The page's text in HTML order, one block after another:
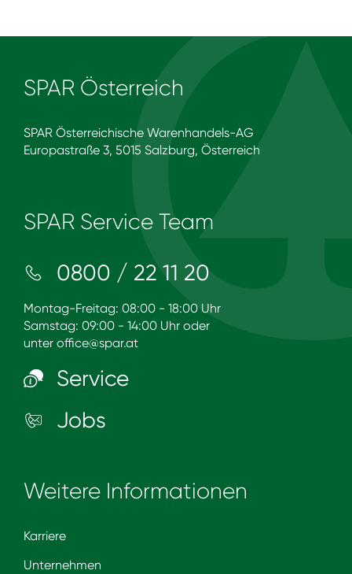
SPAR Österreich
SPAR Österreichische Warenhandels-AG
Europastraße 3, 5015 Salzburg, Österreich
SPAR Service Team
0800 / 22 11 20
Montag-Freitag: 08:00 - 18:00 Uhr
Samstag: 09:00 - 14:00 Uhr oder
unter office@spar.at
Service
Jobs
Weitere Informationen
Karriere
Unternehmen